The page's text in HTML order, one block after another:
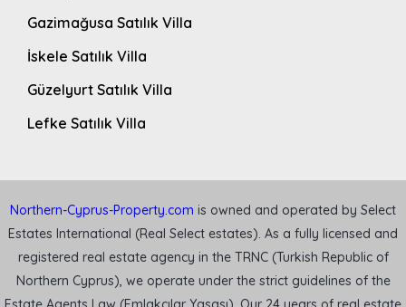
Gazimağusa Satılık Villa
İskele Satılık Villa
Güzelyurt Satılık Villa
Lefke Satılık Villa
Northern-Cyprus-Property.com is owned and operated by Select
Estates International (Real Select estates). As a fully licensed and
registered real estate agency in the TRNC (Turkish Republic of
Northern Cyprus), we operate under the strict guidelines of the